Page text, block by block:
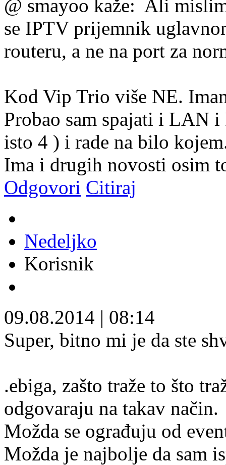
@ smayoo kaže: Ali
se IPTV prijemnik
routeru, a ne na port za
Kod Vip Trio više NE.
Probao sam spajati i LAN
isto 4 ) i rade na bilo
Ima i drugih novosti osim
Odgovori Citiraj
Nedeljko
Korisnik
09.08.2014 | 08:14
Super, bitno mi je da ste
.ebiga, zašto traže to što
odgovaraju na takav način.
Možda se ograđuju od
Možda je najbolje da sam